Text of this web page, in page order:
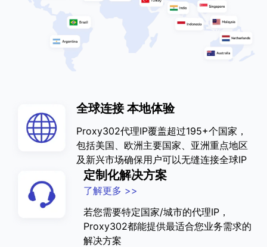
全球连接 本地体验
Proxy302代理IP覆盖超过195+个国家，
包括美国、欧洲主要国家、亚洲重点地区
及新兴市场确保用户可以无缝连接全球IP
定制化解决方案
了解更多 >>
若您需要特定国家/城市的代理IP，
Proxy302都能提供最适合您业务需求的
解决方案